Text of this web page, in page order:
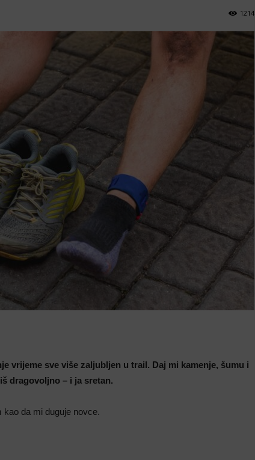
1214
vrijeme sve više zaljubljen u trail. Daj mi kamenje, šumu i
dragovoljno – i ja sretan.
kao da mi duguje novce.